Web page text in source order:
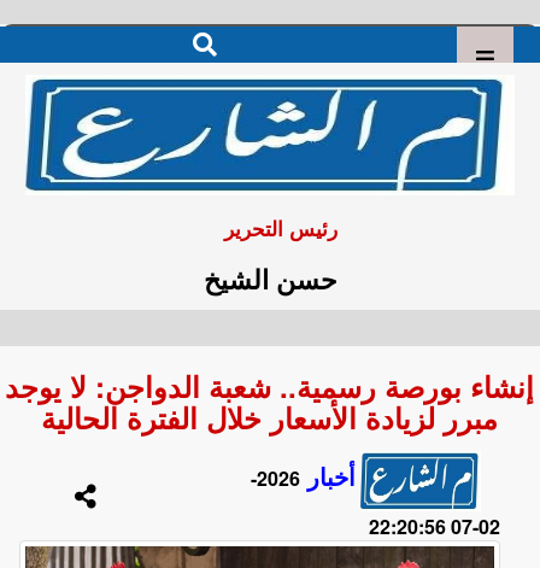
رئيس التحرير
حسن الشيخ
إنشاء بورصة رسمية.. شعبة الدواجن: لا يوجد
مبرر لزيادة الأسعار خلال الفترة الحالية
أخبار
2026-
02-07 22:20:56